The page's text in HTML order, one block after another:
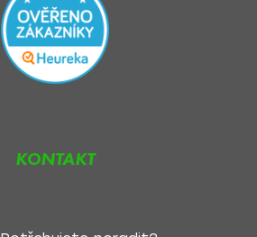
KONTAKT